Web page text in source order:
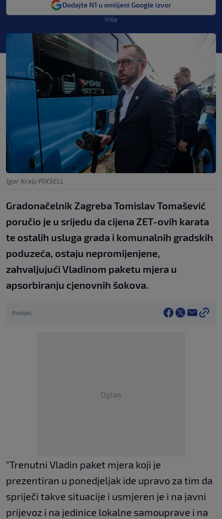
Dodajte N1 u omiljeni Google izvor
Više
Igor Kralj/PIXSELL
Gradonačelnik Zagreba Tomislav Tomašević
poručio je u srijedu da cijena ZET-ovih karata
te ostalih usluga grada i komunalnih gradskih
poduzeća, ostaju nepromijenjene,
zahvaljujući Vladinom paketu mjera u
apsorbiranju cjenovnih šokova.
Podijeli
Oglas
"Trenutni Vladin paket mjera koji je
prezentiran u ponedjeljak ide upravo za tim da
spriječi takve situacije i usmjeren je i na javni
prijevoz i na jedinice lokalne samouprave i na